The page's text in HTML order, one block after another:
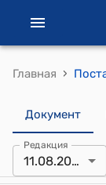
Главная ›
Документ
Редакция
11.08.2011